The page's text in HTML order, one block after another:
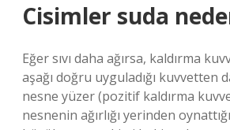
Cisimler suda
Eğer sıvı daha ağırsa, kaldırma
aşağı doğru uyguladığı kuvvetten
nesne yüzer (pozitif kaldırma
nesnenin ağırlığı yerinden